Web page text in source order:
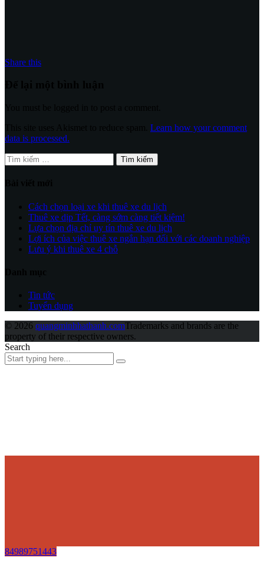
Share this
Learn how your comment
data is processed.
Tìm
kiếm
Cách chọn loại xe khi thuê xe du lịch
Thuê xe dịp Tết, càng sớm càng tiết kiệm!
Lựa chọn địa chỉ uy tín thuê xe du lịch
Lợi ích của việc thuê xe ngắn hạn đối với các doanh nghiệp
Lưu ý khi thuê xe 4 chỗ
Tin tức
Tuyển dụng
© 2026 quangminhhathanh.comTrademarks and brands are the
property of their respective owners.
Search
84989751443